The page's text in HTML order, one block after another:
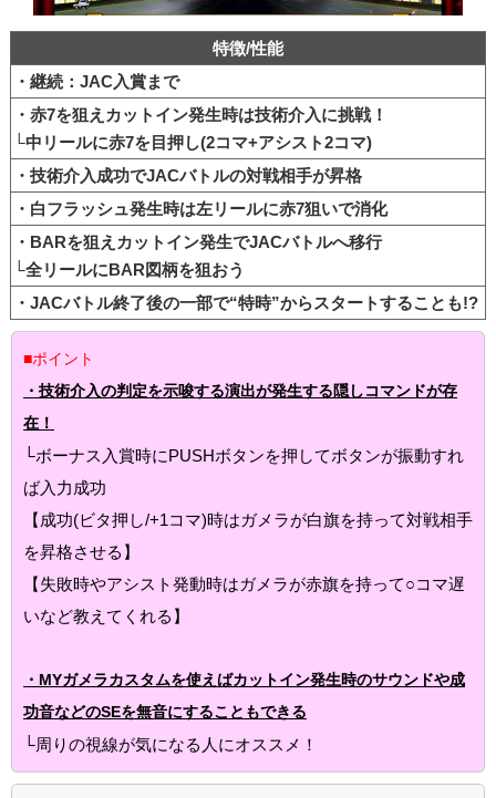
特徴/性能
・継続：JAC入賞まで
・赤7を狙えカットイン発生時は技術介入に挑戦！
└中リールに赤7を目押し(2コマ+アシスト2コマ)
・技術介入成功でJACバトルの対戦相手が昇格
・白フラッシュ発生時は左リールに赤7狙いで消化
・BARを狙えカットイン発生でJACバトルへ移行
└全リールにBAR図柄を狙おう
・JACバトル終了後の一部で“特時”からスタートすることも!?
■ポイント
・技術介入の判定を示唆する演出が発生する隠しコマンドが存
在！
└ボーナス入賞時にPUSHボタンを押してボタンが振動すれ
ば入力成功
【成功(ビタ押し/+1コマ)時はガメラが白旗を持って対戦相手
を昇格させる】
【失敗時やアシスト発動時はガメラが赤旗を持って○コマ遅
いなど教えてくれる】
・MYガメラカスタムを使えばカットイン発生時のサウンドや成
功音などのSEを無音にすることもできる
└周りの視線が気になる人にオススメ！